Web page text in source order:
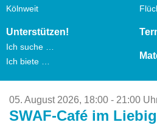
Kölnweit
Unterstützen!
Ich suche …
Ich biete …
05. August 2026, 18:00 - 21:00
SWAF-Café im